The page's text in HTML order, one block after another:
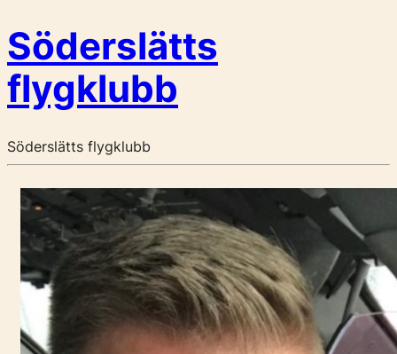
Söderslätts
flygklubb
Söderslätts flygklubb